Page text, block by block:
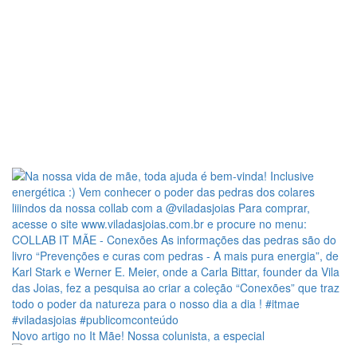
Novo artigo no It Mãe! Nossa colunista, a especial